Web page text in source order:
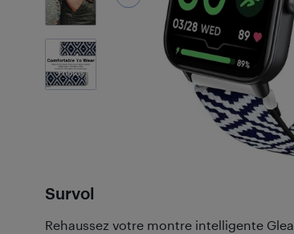
4
Photos
Survol
Rehaussez votre montre intelligente